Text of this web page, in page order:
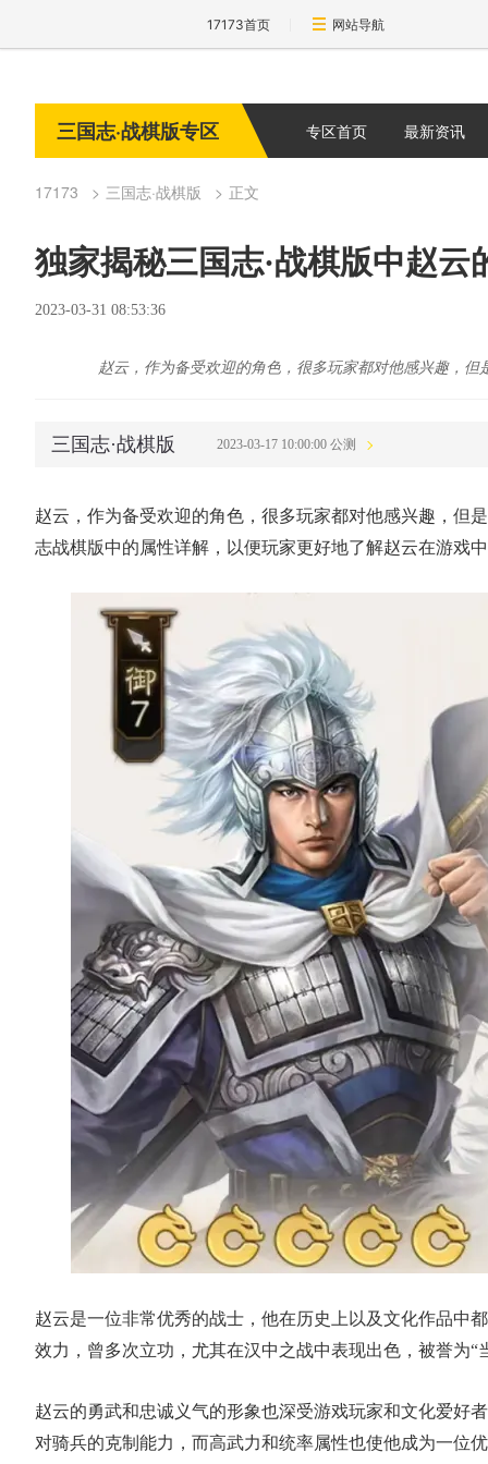
17173首页 网站导航
三国志·战棋版专区 专区首页 最新资讯
17173 三国志·战棋版 正文
独家揭秘三国志·战棋版中赵云
2023-03-31 08:53:36
赵云，作为备受欢迎的角色，很多玩家都对他感兴趣，
三国志·战棋版 2023-03-17 10:00:00 公测
赵云 ， 作为备受欢迎的角色，很多玩家都对他感兴趣，但
志战棋版中的属性详解，以便玩家更好地了解赵云在游戏
赵云是一位非常优秀的战士，他在历史上以及文化作品中
效力，曾多次立功，尤其在汉中之战中表现出色，被誉为“
赵云的勇武和忠诚义气的形象也深受游戏玩家和文化爱好
对骑兵的克制能力，而高武力和统率属性也使他成为一位